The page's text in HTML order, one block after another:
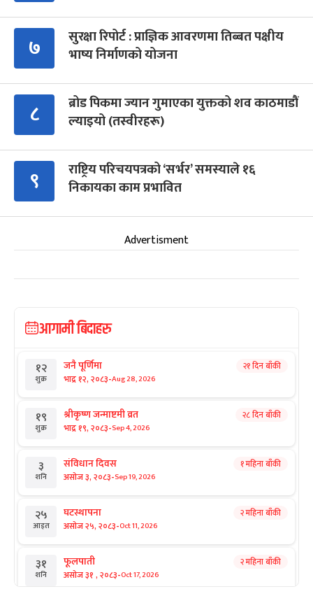
७
सुरक्षा रिपोर्ट : प्राज्ञिक आवरणमा तिब्बत पक्षीय
भाष्य निर्माणको योजना
८
ब्रोड पिकमा ज्यान गुमाएका युक्तको शव काठमाडौं
ल्याइयो (तस्वीरहरू)
९
राष्ट्रिय परिचयपत्रको ‘सर्भर’ समस्याले १६
निकायका काम प्रभावित
Advertisment
आगामी बिदाहरु
१२
शुक्र
जनै पूर्णिमा
भाद्र १२, २०८३-Aug 28, 2026
२१ दिन बाँकी
१९
शुक्र
श्रीकृष्ण जन्माष्टमी व्रत
भाद्र १९, २०८३-Sep 4, 2026
२८ दिन बाँकी
३
शनि
संविधान दिवस
असोज ३, २०८३-Sep 19, 2026
१ महिना बाँकी
२५
आइत
घटस्थापना
असोज २५, २०८३-Oct 11, 2026
२ महिना बाँकी
३१
शनि
फूलपाती
असोज ३१ , २०८३-Oct 17, 2026
२ महिना बाँकी